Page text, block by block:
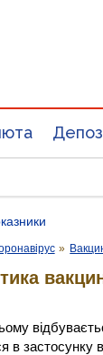
»
в застосунку